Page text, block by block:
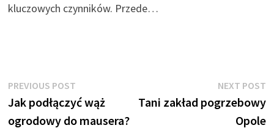
kluczowych czynników. Przede…
Nawigacja
wpisu
PREVIOUS POSTPrevious
post:
Jak podłączyć wąż
ogrodowy do mausera?
NEXT POST
Tani zakład pogrzebowy
Opole